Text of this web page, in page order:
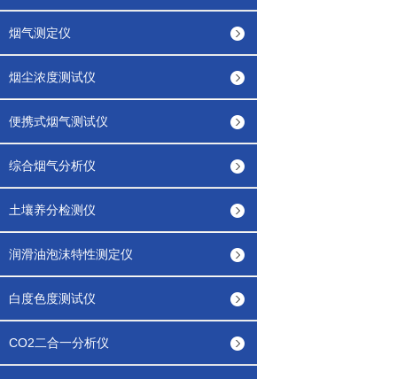
烟气测定仪
烟尘浓度测试仪
便携式烟气测试仪
综合烟气分析仪
土壤养分检测仪
润滑油泡沫特性测定仪
白度色度测试仪
CO2二合一分析仪